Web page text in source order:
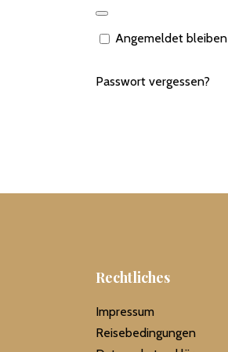
Angemeldet bleiben
Passwort vergessen?
Rechtliches
Impressum
Reisebedingungen